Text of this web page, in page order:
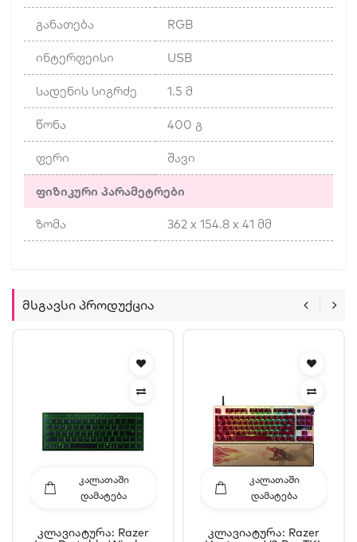
განათება RGB
ინტერფეისი USB
სადენის სიგრძე 1.5 მ
წონა 400 გ
ფერი შავი
ფიზიკური პარამეტრები
ზომა 362 x 154.8 x 41 მმ
Მსგავსი Პროდუქცია
ᲙᲐᲚᲐᲗᲐᲨᲘ
ᲓᲐᲛᲐᲢᲔᲑᲐ
Კლავიატურა: Razer
ᲙᲐᲚᲐᲗᲐᲨᲘ
ᲓᲐᲛᲐᲢᲔᲑᲐ
Კლავიატურა: Razer